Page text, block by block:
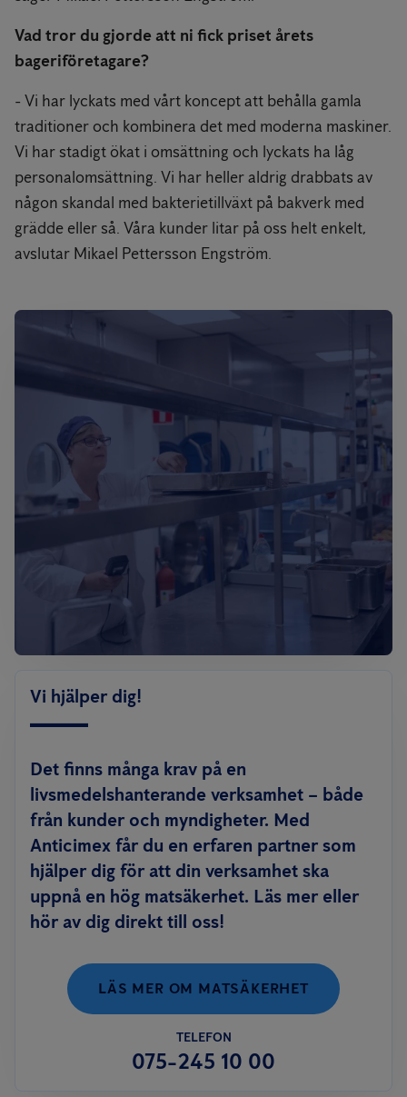
Vad tror du gjorde att ni fick priset årets
bageriföretagare?
- Vi har lyckats med vårt koncept att behålla gamla
traditioner och kombinera det med moderna maskiner.
Vi har stadigt ökat i omsättning och lyckats ha låg
personalomsättning. Vi har heller aldrig drabbats av
någon skandal med bakterietillväxt på bakverk med
grädde eller så. Våra kunder litar på oss helt enkelt,
avslutar Mikael Pettersson Engström.
Vi hjälper dig!
Det finns många krav på en
livsmedelshanterande verksamhet – både
från kunder och myndigheter. Med
Anticimex får du en erfaren partner som
hjälper dig för att din verksamhet ska
uppnå en hög matsäkerhet. Läs mer eller
hör av dig direkt till oss!
LÄS MER OM MATSÄKERHET
TELEFON
075-245 10 00